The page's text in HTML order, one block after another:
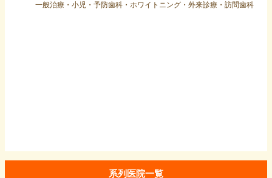
一般治療・小児・予防歯科・ホワイトニング・外来診療・訪問歯科
系列医院一覧